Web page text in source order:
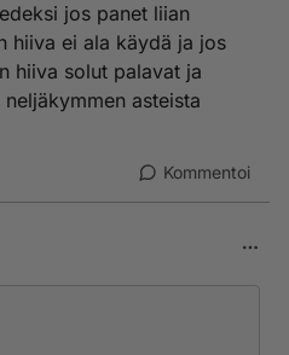
jos panet liian
hiiva ei ala käydä ja jos
hiiva solut palavat ja
asteista
Kommentoi